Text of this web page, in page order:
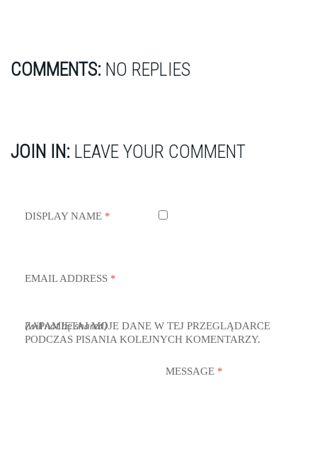
COMMENTS: NO REPLIES
JOIN IN: LEAVE YOUR COMMENT
DISPLAY NAME *
EMAIL ADDRESS *
(will not be shared)
ZAPAMIĘTAJ MOJE DANE W TEJ PRZEGLĄDARCE
PODCZAS PISANIA KOLEJNYCH KOMENTARZY.
MESSAGE *